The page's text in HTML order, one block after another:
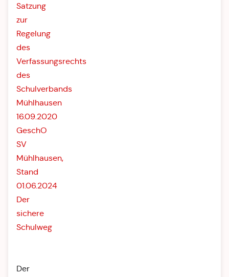
Satzung
zur
Regelung
des
Verfassungsrechts
des
Schulverbands
Mühlhausen
16.09.2020
GeschO
SV
Mühlhausen,
Stand
01.06.2024
Der
sichere
Schulweg
Der